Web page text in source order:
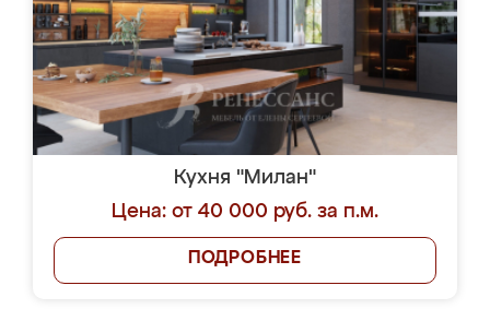
Кухня "Милан"
Цена: от 40 000 руб. за п.м.
ПОДРОБНЕЕ